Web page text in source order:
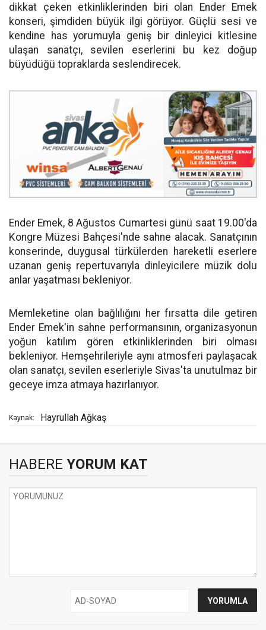
dikkat çeken etkinliklerinden biri olan Ender Emek
konseri, şimdiden büyük ilgi görüyor. Güçlü sesi ve
kendine has yorumuyla geniş bir dinleyici kitlesine
ulaşan sanatçı, sevilen eserlerini bu kez doğup
büyüdüğü topraklarda seslendirecek.
Ender Emek, 8 Ağustos Cumartesi günü saat 19.00'da
Kongre Müzesi Bahçesi'nde sahne alacak. Sanatçının
konserinde, duygusal türkülerden hareketli eserlere
uzanan geniş repertuvarıyla dinleyicilere müzik dolu
anlar yaşatması bekleniyor.
Memleketine olan bağlılığını her fırsatta dile getiren
Ender Emek'in sahne performansının, organizasyonun
yoğun katılım gören etkinliklerinden biri olması
bekleniyor. Hemşehrileriyle aynı atmosferi paylaşacak
olan sanatçı, sevilen eserleriyle Sivas'ta unutulmaz bir
geceye imza atmaya hazırlanıyor.
Kaynak: Hayrullah Ağkaş
HABERE YORUM KAT